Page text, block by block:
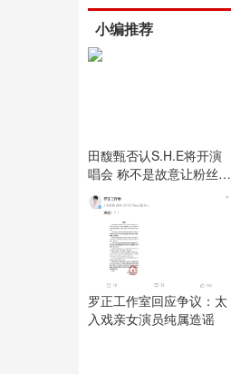
小编推荐
田馥甄否认S.H.E将开演
唱会 称不是故意让粉丝失
望
罗正工作室回应争议：太
入戏亲女演员纯属造谣